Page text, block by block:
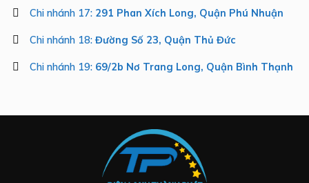
Chi nhánh 17: 291 Phan Xích Long, Quận Phú Nhuận
Chi nhánh 18: Đường Số 23, Quận Thủ Đức
Chi nhánh 19: 69/2b Nơ Trang Long, Quận Bình Thạnh